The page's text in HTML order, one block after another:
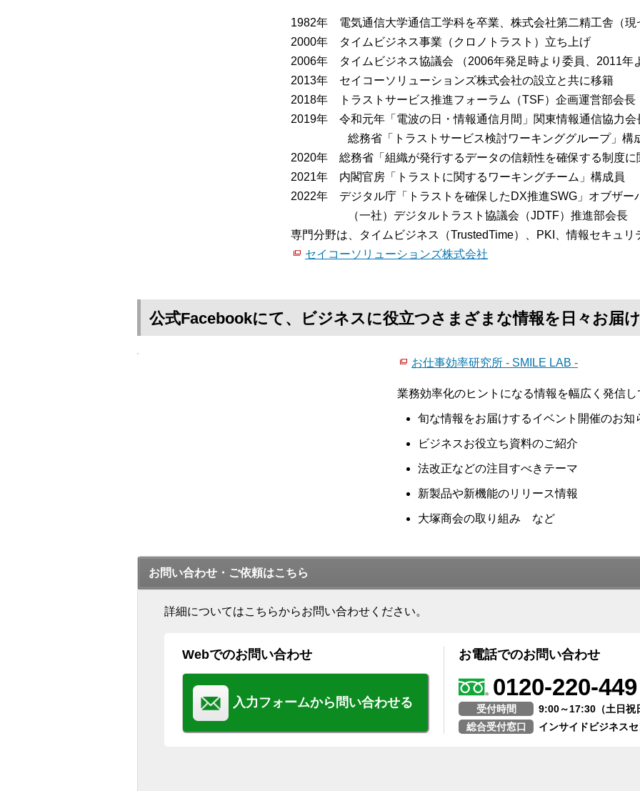
1982年 電気通信大学通信工学科を卒業、株式会社第二精工舎（
2000年 タイムビジネス事業（クロノトラスト）立ち上げ
2006年 タイムビジネス協議会 （2006年発足時より委員、2011年
2013年 セイコーソリューションズ株式会社の設立と共に移籍
2018年 トラストサービス推進フォーラム（TSF）企画運営部会長
2019年 令和元年「電波の日・情報通信月間」関東情報通信協力会
総務省「トラストサービス検討ワーキンググループ」構
2020年 総務省「組織が発行するデータの信頼性を確保する制度に
2021年 内閣官房「トラストに関するワーキングチーム」構成員
2022年 デジタル庁「トラストを確保したDX推進SWG」オブザー
（一社）デジタルトラスト協議会（JDTF）推進部会長
専門分野は、タイムビジネス（TrustedTime）、PKI、情報セキュ
セイコーソリューションズ株式会社
公式Facebookにて、ビジネスに役立つさまざまな情報を日々お届
お仕事効率研究所 - SMILE LAB -
業務効率化のヒントになる情報を幅広く発信
旬な情報をお届けするイベント開催のお知
ビジネスお役立ち資料のご紹介
法改正などの注目すべきテーマ
新製品や新機能のリリース情報
大塚商会の取り組み など
お問い合わせ・ご依頼はこちら
詳細についてはこちらからお問い合わせください。
Webでのお問い合わせ
入力フォームから問い合わせる
お電話でのお問い合わせ
0120-220-449
受付時間
9:00～17:30（土日祝
総合受付窓口
インサイドビジネス